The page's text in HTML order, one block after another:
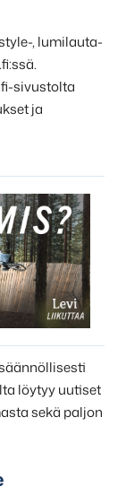
, lumilauta-
sivustolta
ja
löytyy uutiset
sekä paljon